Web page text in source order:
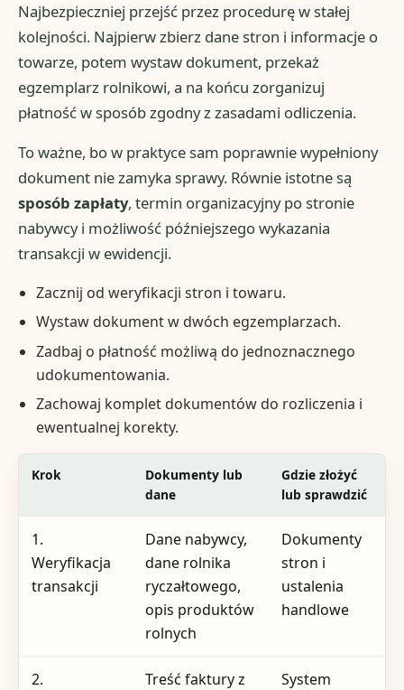
Najbezpieczniej przejść przez procedurę w stałej
kolejności. Najpierw zbierz dane stron i informacje o
towarze, potem wystaw dokument, przekaż
egzemplarz rolnikowi, a na końcu zorganizuj
płatność w sposób zgodny z zasadami odliczenia.
To ważne, bo w praktyce sam poprawnie wypełniony
dokument nie zamyka sprawy. Równie istotne są
sposób zapłaty, termin organizacyjny po stronie
nabywcy i możliwość późniejszego wykazania
transakcji w ewidencji.
Zacznij od weryfikacji stron i towaru.
Wystaw dokument w dwóch egzemplarzach.
Zadbaj o płatność możliwą do jednoznacznego
udokumentowania.
Zachowaj komplet dokumentów do rozliczenia i
ewentualnej korekty.
Krok
Dokumenty lub
dane
Gdzie złożyć
lub sprawdzić
1.
Weryfikacja
transakcji
Dane nabywcy,
dane rolnika
ryczałtowego,
opis produktów
rolnych
Dokumenty
stron i
ustalenia
handlowe
2. Treść faktury z System